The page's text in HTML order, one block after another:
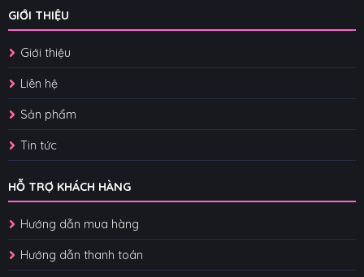
GIỚI THIỆU
Giới thiệu
Liên hệ
Sản phẩm
Tin tức
HỖ TRỢ KHÁCH HÀNG
Hướng dẫn mua hàng
Hướng dẫn thanh toán